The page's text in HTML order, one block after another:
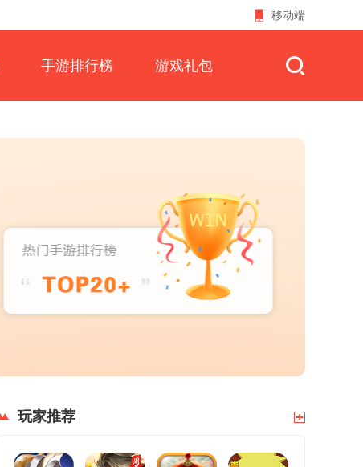
移动端
手游排行榜 游戏礼包
玩家推荐